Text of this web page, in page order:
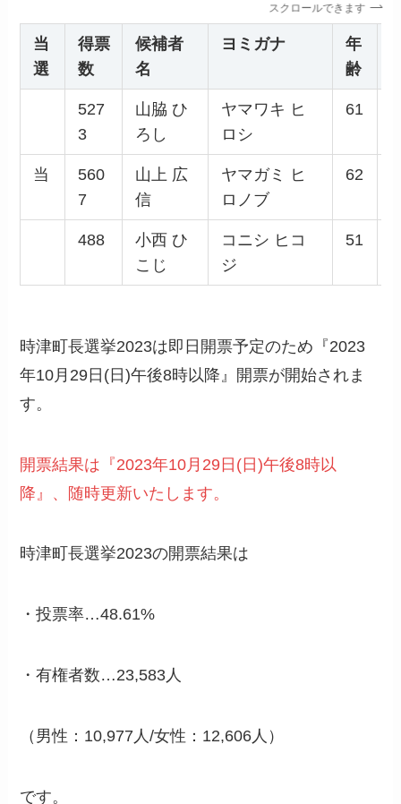
スクロールできます
当
選
得票
数
候補者
名
ヨミガナ
年
齢
527
3
山脇 ひ
ろし
ヤマワキ ヒ
ロシ
61
当
560
7
山上 広
信
ヤマガミ ヒ
ロノブ
62
488
小西 ひ
こじ
コニシ ヒコ
ジ
51
時津町長選挙2023は即日開票予定のため『2023
年10月29日(日)午後8時以降』開票が開始されま
す。
開票結果は『2023年10月29日(日)午後8時以
降』、随時更新いたします。
時津町長選挙2023の開票結果は
・投票率…48.61%
・有権者数…23,583人
（男性：10,977人/女性：12,606人）
です。